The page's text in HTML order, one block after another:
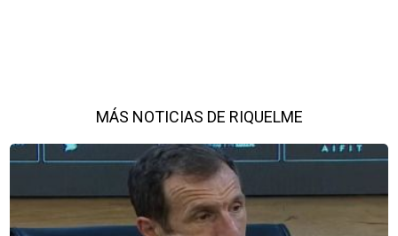
MÁS NOTICIAS DE RIQUELME